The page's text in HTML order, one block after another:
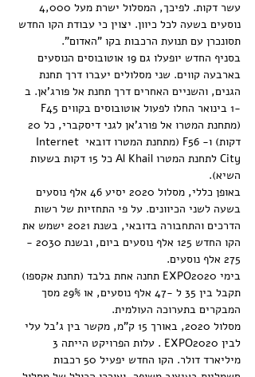
נוסעים בשעה לכל כיוון. יצוין כי עבודת הקו החדש
תסונכרן עם תנועת הרכבות בקו "האדום".
בסניף החדש יופעלו גם 19 אוטובוסים הנוסעים
בארבעה קווים. שני מסלולים יעברו דרך תחנת
הגנים, והשניים האחרים דרך תחנת אל פורג'אן. ב
דקות) ו- F56 (מתחנת המטרו דובאי Internet
City לתחנת המטרו Al Khail כל 15 דקות בשעות
השיא).
באופן כללי, מסלול 2020 יסיע 46 אלף נוסעים
בשעה לשני הכיוונים. על פי התחזיות של רשות
הדרכים והתחבורה בדובאי, בשנת 2021 ישמש את
הקו החדש 125 אלף נוסעים ביום, ובשנת 2030 -
275 אלף נוסעים.
בימי EXPO2020 תחנה אחת בלבד (תחנת אקספו)
תקבל בין 35 ל -47 אלף נוסעים, או 29% מסך
המבקרים בתערוכה העולמית.
מסלול 2020, באורך 15 ק"מ, מקשר בין ג'בל עלי
מיליארד דולר. הקו החדש יפעיל 50 רכבות